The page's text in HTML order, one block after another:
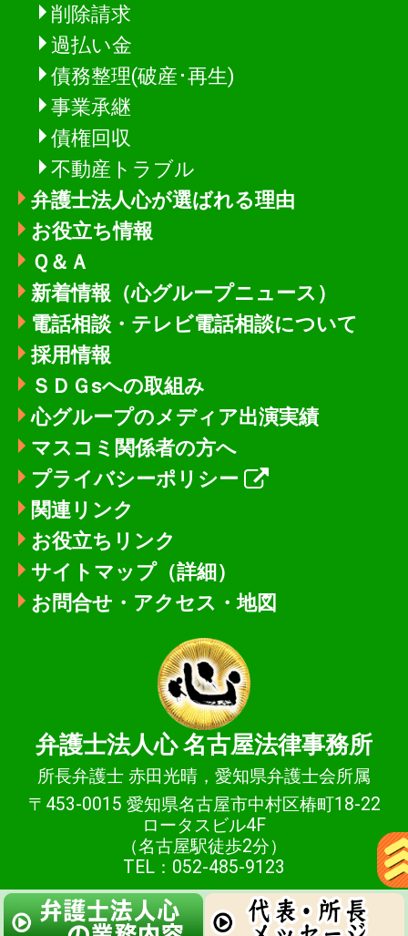
削除請求
過払い金
債務整理(破産･再生)
事業承継
債権回収
不動産トラブル
弁護士法人心が選ばれる理由
お役立ち情報
Ｑ＆Ａ
新着情報 （心グループニュース）
電話相談・テレビ電話相談について
採用情報
ＳＤＧsへの取組み
心グループのメディア出演実績
マスコミ関係者の方へ
プライバシーポリシー
関連リンク
お役立ちリンク
サイトマップ（詳細）
お問合せ・アクセス・地図
弁護士法人心名古屋法律事務所
所長弁護士 赤田光晴，愛知県弁護士会所属
〒453-0015 愛知県名古屋市中村区椿町18-22
ロータスビル4F
（名古屋駅徒歩2分）
TEL：052-485-9123